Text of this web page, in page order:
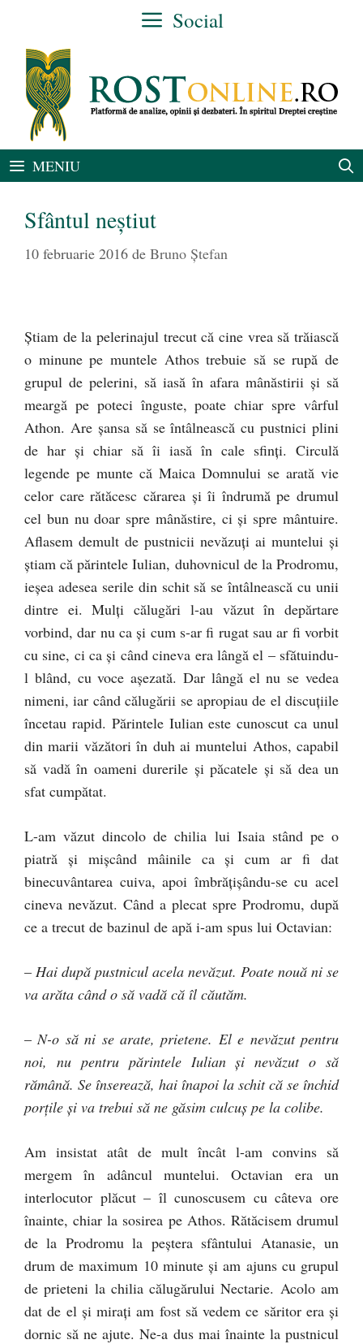
conținut
Social
MENIU
Sfântul neştiut
10 februarie 2016 de Bruno Ștefan
Ştiam de la pelerinajul trecut că cine vrea să trăiască
o minune pe muntele Athos trebuie să se rupă de
grupul de pelerini, să iasă în afara mânăstirii şi să
meargă pe poteci înguste, poate chiar spre vârful
Athon. Are şansa să se întâlnească cu pustnici plini
de har şi chiar să îi iasă în cale sfinţi. Circulă
legende pe munte că Maica Domnului se arată vie
celor care rătăcesc cărarea şi îi îndrumă pe drumul
cel bun nu doar spre mânăstire, ci şi spre mântuire.
Aflasem demult de pustnicii nevăzuţi ai muntelui şi
ştiam că părintele Iulian, duhovnicul de la Prodromu,
ieşea adesea serile din schit să se întâlnească cu unii
dintre ei. Mulţi călugări l-au văzut în depărtare
vorbind, dar nu ca şi cum s-ar fi rugat sau ar fi vorbit
cu sine, ci ca şi când cineva era lângă el – sfătuindu-
l blând, cu voce aşezată. Dar lângă el nu se vedea
nimeni, iar când călugării se apropiau de el discuţiile
încetau rapid. Părintele Iulian este cunoscut ca unul
din marii văzători în duh ai muntelui Athos, capabil
să vadă în oameni durerile şi păcatele şi să dea un
sfat cumpătat.
L-am văzut dincolo de chilia lui Isaia stând pe o
piatră şi mişcând mâinile ca şi cum ar fi dat
binecuvântarea cuiva, apoi îmbrăţişându-se cu acel
cineva nevăzut. Când a plecat spre Prodromu, după
ce a trecut de bazinul de apă i-am spus lui Octavian:
– Hai după pustnicul acela nevăzut. Poate nouă ni se
va arăta când o să vadă că îl căutăm.
–N-o să ni se arate, prietene. El e nevăzut pentru
noi, nu pentru părintele Iulian şi nevăzut o să
rămână. Se înserează, hai înapoi la schit că se închid
porţile şi va trebui să ne găsim culcuş pe la colibe.
Am insistat atât de mult încât l-am convins să
mergem în adâncul muntelui. Octavian era un
interlocutor plăcut – îl cunoscusem cu câteva ore
înainte, chiar la sosirea pe Athos. Rătăcisem drumul
de la Prodromu la peştera sfântului Atanasie, un
drum de maximum 10 minute şi am ajuns cu grupul
de prieteni la chilia călugărului Nectarie. Acolo am
dat de el şi miraţi am fost să vedem ce săritor era şi
dornic să ne ajute. Ne-a dus mai înainte la pustnicul